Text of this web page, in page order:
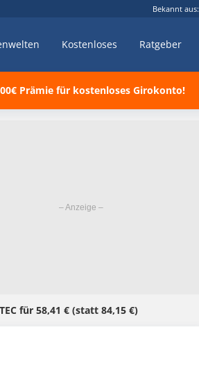
Bekannt aus:
Kostenloses Ratgeber
Prämie für kostenloses Girokonto!
für 58,41 € (statt 84,15 €)